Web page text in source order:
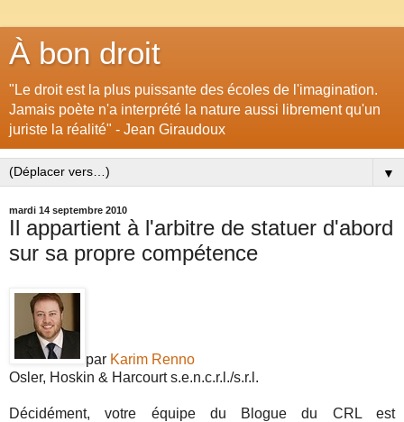
À bon droit
"Le droit est la plus puissante des écoles de l'imagination.
Jamais poète n'a interprété la nature aussi librement qu'un
juriste la réalité" - Jean Giraudoux
▼
mardi 14 septembre 2010
Il appartient à l'arbitre de statuer d'abord
sur sa propre compétence
par Karim Renno
Osler, Hoskin & Harcourt s.e.n.c.r.l./s.r.l.
Décidément, votre équipe du Blogue du CRL est